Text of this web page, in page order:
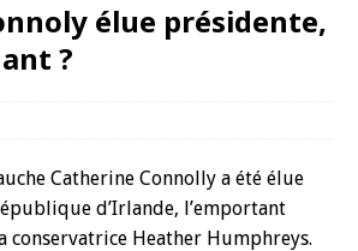
élue présidente,
?
Catherine Connolly a été élue
d’Irlande, l’emportant
conservatrice Heather Humphreys.